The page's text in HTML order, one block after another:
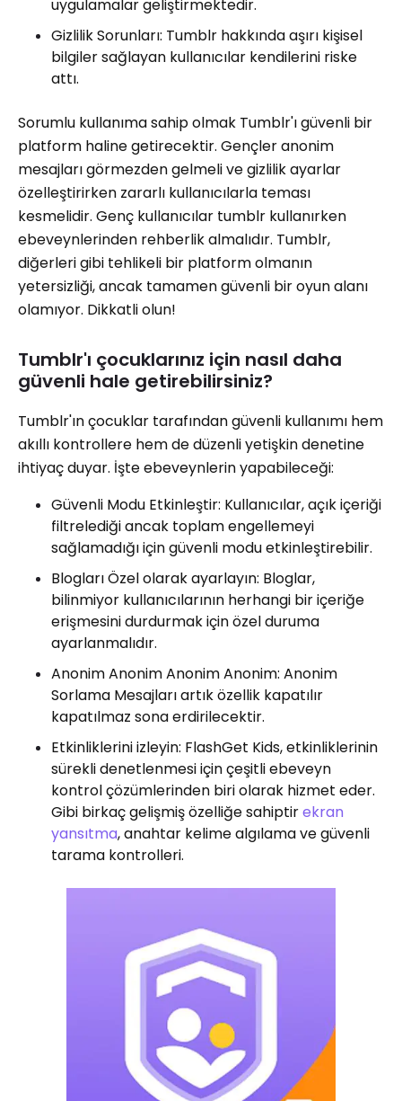
uygulamalar geliştirmektedir.
Gizlilik Sorunları: Tumblr hakkında aşırı kişisel
bilgiler sağlayan kullanıcılar kendilerini riske
attı.
Sorumlu kullanıma sahip olmak Tumblr'ı güvenli bir
platform haline getirecektir. Gençler anonim
mesajları görmezden gelmeli ve gizlilik ayarlar
özelleştirirken zararlı kullanıcılarla teması
kesmelidir. Genç kullanıcılar tumblr kullanırken
ebeveynlerinden rehberlik almalıdır. Tumblr,
diğerleri gibi tehlikeli bir platform olmanın
yetersizliği, ancak tamamen güvenli bir oyun alanı
olamıyor. Dikkatli olun!
Tumblr'ı çocuklarınız için nasıl daha
güvenli hale getirebilirsiniz?
Tumblr'ın çocuklar tarafından güvenli kullanımı hem
akıllı kontrollere hem de düzenli yetişkin denetine
ihtiyaç duyar. İşte ebeveynlerin yapabileceği:
Güvenli Modu Etkinleştir: Kullanıcılar, açık içeriği
filtrelediği ancak toplam engellemeyi
sağlamadığı için güvenli modu etkinleştirebilir.
Blogları Özel olarak ayarlayın: Bloglar,
bilinmiyor kullanıcılarının herhangi bir içeriğe
erişmesini durdurmak için özel duruma
ayarlanmalıdır.
Anonim Anonim Anonim Anonim: Anonim
Sorlama Mesajları artık özellik kapatılır
kapatılmaz sona erdirilecektir.
Etkinliklerini izleyin: FlashGet Kids, etkinliklerinin
sürekli denetlenmesi için çeşitli ebeveyn
kontrol çözümlerinden biri olarak hizmet eder.
Gibi birkaç gelişmiş özelliğe sahiptirekran
yansıtma, anahtar kelime algılama ve güvenli
tarama kontrolleri.